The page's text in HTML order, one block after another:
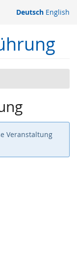
Deutsch English
Veranstaltung